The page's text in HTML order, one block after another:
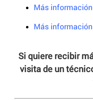
Más
Más
Si quiere recibir
visita de un